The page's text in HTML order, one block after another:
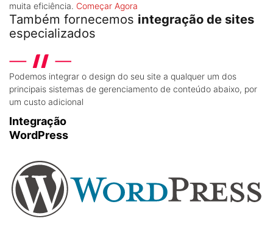
muita eficiência. Começar Agora
Também fornecemos integração de sites
especializados
Podemos integrar o design do seu site a qualquer um dos
principais sistemas de gerenciamento de conteúdo abaixo, por
um custo adicional
Integração
WordPress